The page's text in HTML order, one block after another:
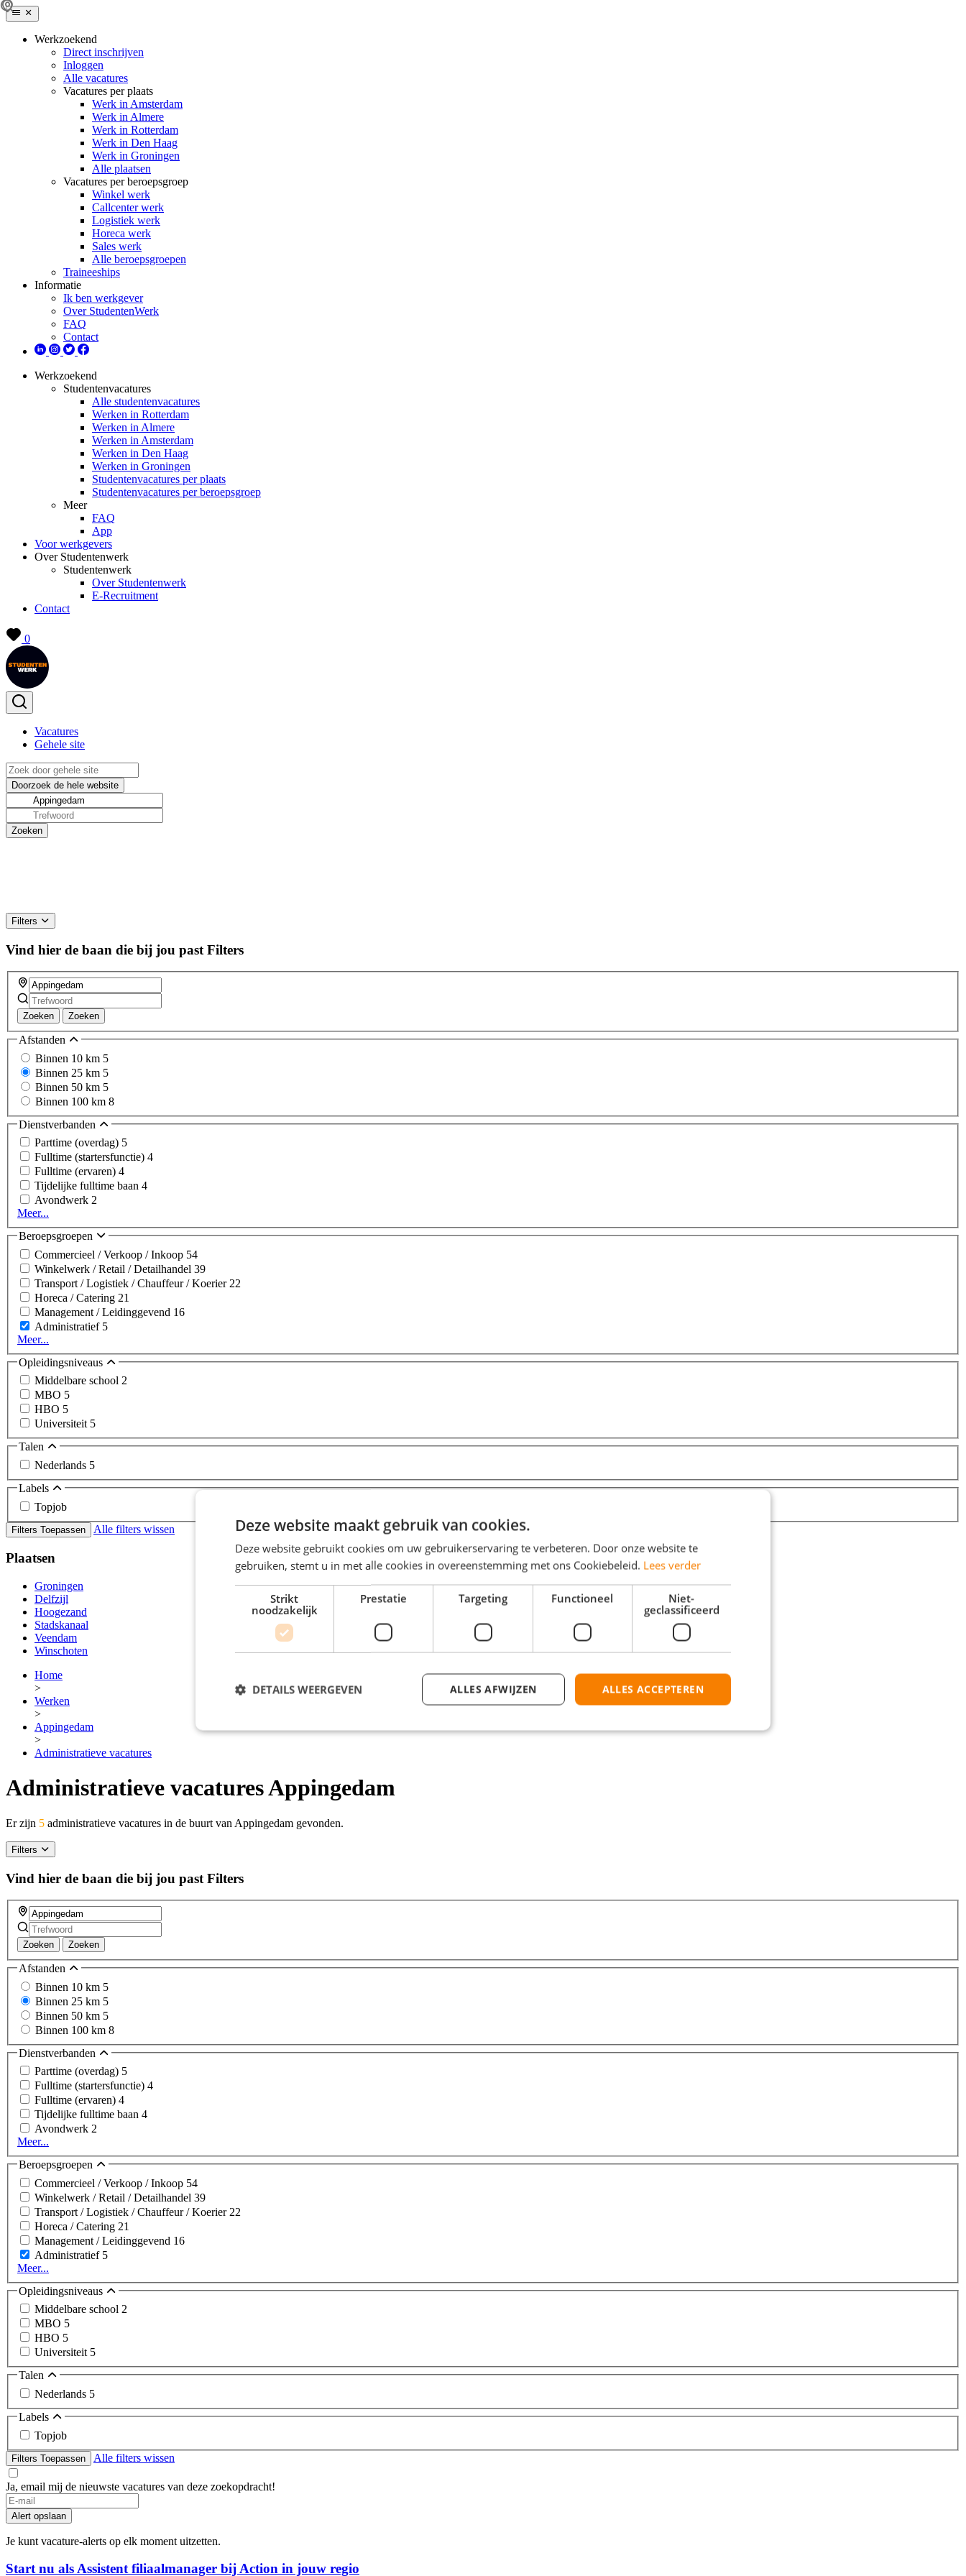
Werkzoekend
Direct inschrijven
Inloggen
Alle vacatures
Vacatures per plaats
Werk in Amsterdam
Werk in Almere
Werk in Rotterdam
Werk in Den Haag
Werk in Groningen
Alle plaatsen
Vacatures per beroepsgroep
Winkel werk
Callcenter werk
Logistiek werk
Horeca werk
Sales werk
Alle beroepsgroepen
Traineeships
Informatie
Ik ben werkgever
Over StudentenWerk
FAQ
Contact
Werkzoekend
Studentenvacatures
Alle studentenvacatures
Werken in Rotterdam
Werken in Almere
Werken in Amsterdam
Werken in Den Haag
Werken in Groningen
Studentenvacatures per plaats
Studentenvacatures per beroepsgroep
Meer
FAQ
App
Voor werkgevers
Over Studentenwerk
Studentenwerk
Over Studentenwerk
E-Recruitment
Contact
0
Vacatures
Gehele site
Filters
Vind hier de baan die bij jou past Filters
Zoeken Zoeken
Afstanden
Binnen 10 km 5
Binnen 25 km 5
Binnen 50 km 5
Binnen 100 km 8
Dienstverbanden
Parttime (overdag) 5
Fulltime (startersfunctie) 4
Fulltime (ervaren) 4
Tijdelijke fulltime baan 4
Avondwerk 2
Meer...
Beroepsgroepen
Commercieel / Verkoop / Inkoop 54
Winkelwerk / Retail / Detailhandel 39
Transport / Logistiek / Chauffeur / Koerier 22
Horeca / Catering 21
Management / Leidinggevend 16
Administratief 5
Meer...
Opleidingsniveaus
Middelbare school 2
MBO 5
HBO 5
Universiteit 5
Talen
Nederlands 5
Labels
Topjob
Filters Toepassen Alle filters wissen
Plaatsen
Groningen
Delfzijl
Hoogezand
Stadskanaal
Veendam
Winschoten
Home
>
Werken
>
Appingedam
>
Administratieve vacatures
Administratieve vacatures Appingedam
Er zijn 5 administratieve vacatures in de buurt van Appingedam gevonden.
Filters
Vind hier de baan die bij jou past Filters
Zoeken Zoeken
Afstanden
Binnen 10 km 5
Binnen 25 km 5
Binnen 50 km 5
Binnen 100 km 8
Dienstverbanden
Parttime (overdag) 5
Fulltime (startersfunctie) 4
Fulltime (ervaren) 4
Tijdelijke fulltime baan 4
Avondwerk 2
Meer...
Beroepsgroepen
Commercieel / Verkoop / Inkoop 54
Winkelwerk / Retail / Detailhandel 39
Transport / Logistiek / Chauffeur / Koerier 22
Horeca / Catering 21
Management / Leidinggevend 16
Administratief 5
Meer...
Opleidingsniveaus
Middelbare school 2
MBO 5
HBO 5
Universiteit 5
Talen
Nederlands 5
Labels
Topjob
Filters Toepassen Alle filters wissen
Ja, email mij de nieuwste vacatures van deze zoekopdracht!
Alert opslaan
Je kunt vacature-alerts op elk moment uitzetten.
Start nu als Assistent filiaalmanager bij Action in jouw regio
Deze website maakt gebruik van cookies.
Deze website gebruikt cookies om uw gebruikerservaring te verbeteren. Door onze website te
gebruiken, stemt u in met alle cookies in overeenstemming met ons Cookiebeleid. Lees verder
Strikt
noodzakelijk
Prestatie Targeting Functioneel
Niet-
geclassificeerd
ALLES ACCEPTEREN
ALLES AFWIJZEN
DETAILS WEERGEVEN